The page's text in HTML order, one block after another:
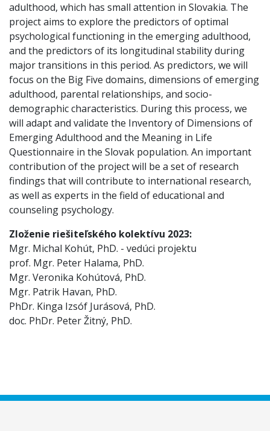
adulthood, which has small attention in Slovakia. The
project aims to explore the predictors of optimal
psychological functioning in the emerging adulthood,
and the predictors of its longitudinal stability during
major transitions in this period. As predictors, we will
focus on the Big Five domains, dimensions of emerging
adulthood, parental relationships, and socio-
demographic characteristics. During this process, we
will adapt and validate the Inventory of Dimensions of
Emerging Adulthood and the Meaning in Life
Questionnaire in the Slovak population. An important
contribution of the project will be a set of research
findings that will contribute to international research,
as well as experts in the field of educational and
counseling psychology.
Zloženie riešiteľského kolektívu 2023:
Mgr. Michal Kohút, PhD. - vedúci projektu
prof. Mgr. Peter Halama, PhD.
Mgr. Veronika Kohútová, PhD.
Mgr. Patrik Havan, PhD.
PhDr. Kinga Izsóf Jurásová, PhD.
doc. PhDr. Peter Žitný, PhD.